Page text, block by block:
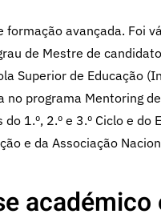
avançada. Foi
de Mestre de
Superior de Educação
programa Mentoring
1.º, 2.º e 3.º Ciclo e do
e da Associação